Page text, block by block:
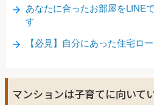
あなたに合ったお部屋をLINE
す
【必見】自分にあった住宅ロ
マンションは子育てに向いて